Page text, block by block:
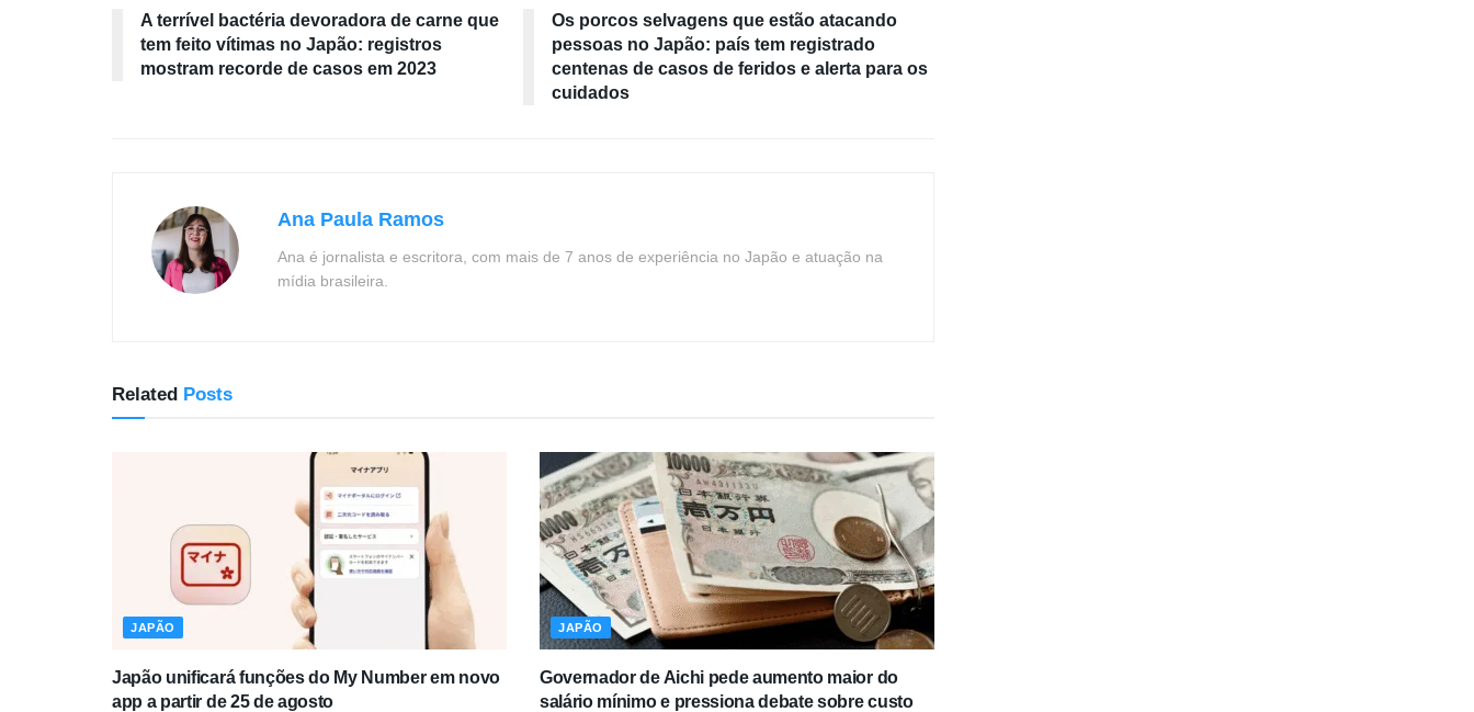
A terrível bactéria devoradora de carne que
tem feito vítimas no Japão: registros
mostram recorde de casos em 2023
Os porcos selvagens que estão atacando
pessoas no Japão: país tem registrado
centenas de casos de feridos e alerta para os
cuidados
Ana Paula Ramos
Ana é jornalista e escritora, com mais de 7 anos de experiência no Japão e atuação na
mídia brasileira.
Related Posts
JAPÃO
Japão unificará funções do My Number em novo
app a partir de 25 de agosto
JAPÃO
Governador de Aichi pede aumento maior do
salário mínimo e pressiona debate sobre custo